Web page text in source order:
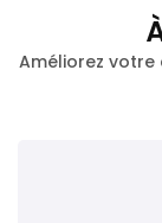
Améliorez